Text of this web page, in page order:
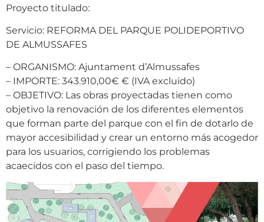
Proyecto titulado:
Servicio: REFORMA DEL PARQUE POLIDEPORTIVO
DE ALMUSSAFES
– ORGANISMO: Ajuntament d’Almussafes
– IMPORTE: 343.910,00€ € (IVA excluido)
– OBJETIVO: Las obras proyectadas tienen como
objetivo la renovación de los diferentes elementos
que forman parte del parque con el fin de dotarlo de
mayor accesibilidad y crear un entorno más acogedor
para los usuarios, corrigiendo los problemas
acaecidos con el paso del tiempo.